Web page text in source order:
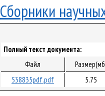
Сборники
Полный текст документа:
Файл
538835pdf.pdf
5.75